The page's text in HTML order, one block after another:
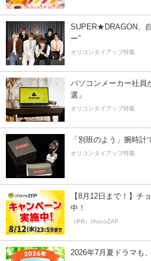
SUPER★DRAGON、
ー”
オリコンタイアップ特集
パソコンメーカー社員
選」
オリコンタイアップ特集
「別班のよう」腕時
オリコンタイアップ特集
【8月12日まで！】チ
中！
（PR）chocoZAP
2026年7月夏ドラマも